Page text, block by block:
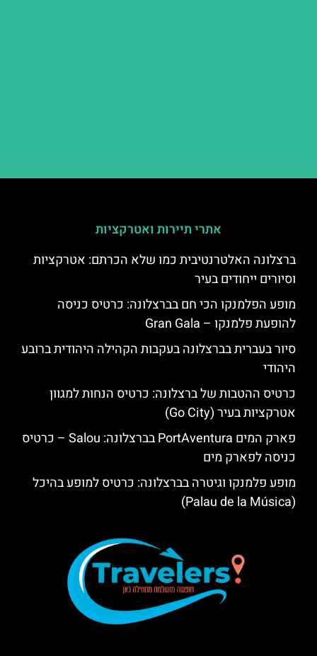
אתרי תיירות ואטרקציות
ברצלונה האלטרנטיבית כמו שלא הכרתם: אטרקציות
וסיורים ייחודים בעיר
מופע הפלמנקו הכי חם בברצלונה: כרטיס כניסה
להופעת פלמנקו – Gran Gala
סיור בעברית בברצלונה בעקבות הקהילה היהודית ברובע
היהודי
כרטיס ההטבות של ברצלונה: כרטיס הנחות למגוון
אטרקציות בעיר (Go City)
פארק המים PortAventura בברצלונה: Salou – כרטיס
כניסה לפארק מים
מופע פלמנקו וגיטרה בברצלונה: כרטיס למופע בהיכל
(Palau de la Música)